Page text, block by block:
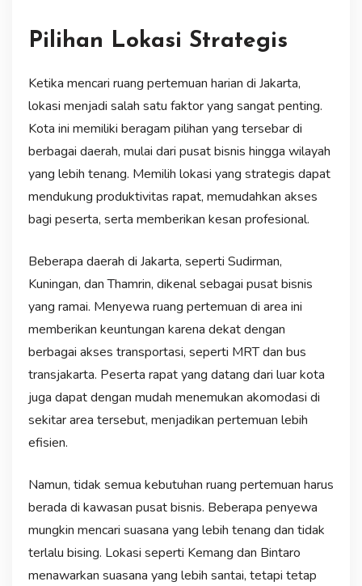
Pilihan Lokasi Strategis
Ketika mencari ruang pertemuan harian di Jakarta,
lokasi menjadi salah satu faktor yang sangat penting.
Kota ini memiliki beragam pilihan yang tersebar di
berbagai daerah, mulai dari pusat bisnis hingga wilayah
yang lebih tenang. Memilih lokasi yang strategis dapat
mendukung produktivitas rapat, memudahkan akses
bagi peserta, serta memberikan kesan profesional.
Beberapa daerah di Jakarta, seperti Sudirman,
Kuningan, dan Thamrin, dikenal sebagai pusat bisnis
yang ramai. Menyewa ruang pertemuan di area ini
memberikan keuntungan karena dekat dengan
berbagai akses transportasi, seperti MRT dan bus
transjakarta. Peserta rapat yang datang dari luar kota
juga dapat dengan mudah menemukan akomodasi di
sekitar area tersebut, menjadikan pertemuan lebih
efisien.
Namun, tidak semua kebutuhan ruang pertemuan harus
berada di kawasan pusat bisnis. Beberapa penyewa
mungkin mencari suasana yang lebih tenang dan tidak
terlalu bising. Lokasi seperti Kemang dan Bintaro
menawarkan suasana yang lebih santai, tetapi tetap